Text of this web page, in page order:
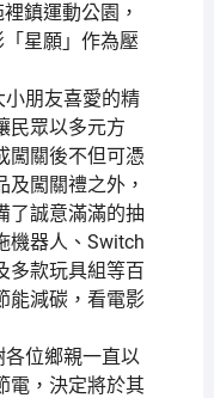
鎮運動公園，
星願」作為壓
朋友喜愛的精
民眾以多元方
闖關後不但可憑
及闖關禮之外，
了誠意滿滿的抽
機器人、Switch
多款玩具組等百
能減碳，看電影
位鄉親一直以
電，決定將於其